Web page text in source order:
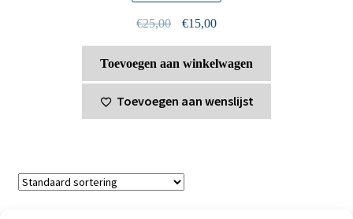
€25,00
Oorspronkelijke
was:
€25,00.
€15,00Huidige
is:
€15,00.
Toevoegen aan winkelwagen
Toevoegen aan wenslijst